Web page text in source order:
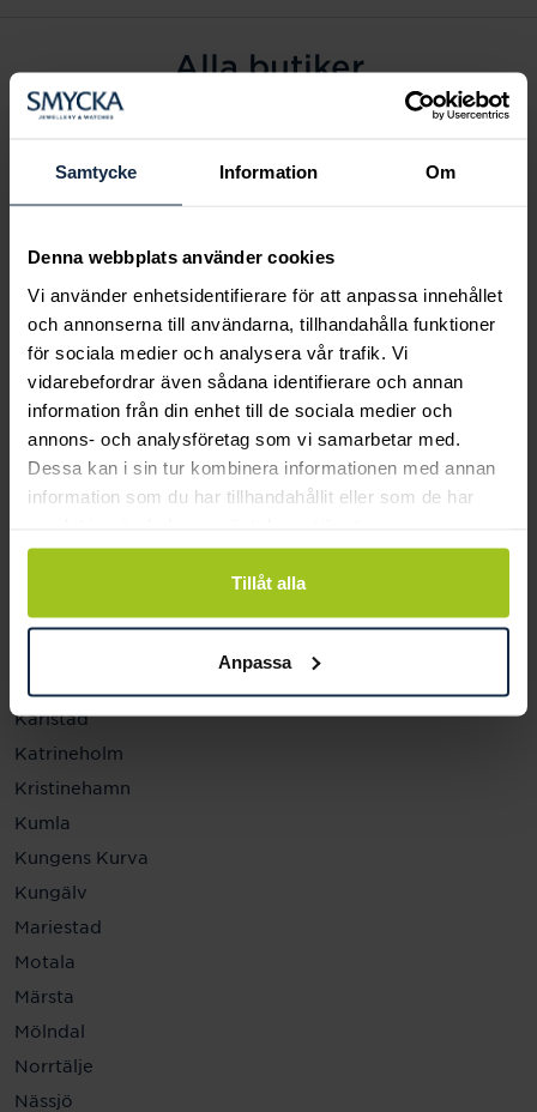
Samtycke Information Om
Denna webbplats använder cookies
Vi använder enhetsidentifierare för att anpassa innehållet
och annonserna till användarna, tillhandahålla funktioner
för sociala medier och analysera vår trafik. Vi
vidarebefordrar även sådana identifierare och annan
information från din enhet till de sociala medier och
annons- och analysföretag som vi samarbetar med.
Dessa kan i sin tur kombinera informationen med annan
information som du har tillhandahållit eller som de har
Tillåt alla
Anpassa
Alla butiker
Alingsås
Arvidsjaur
Eksjö
Fagersta
Farsta
Gävle
Halmstad
Halmstad Hallarna
Haninge
Helsingborg
Jönköping
Karlstad
Katrineholm
Kristinehamn
Kumla
Kungens Kurva
Kungälv
Mariestad
Motala
Märsta
Mölndal
Norrtälje
Nässjö